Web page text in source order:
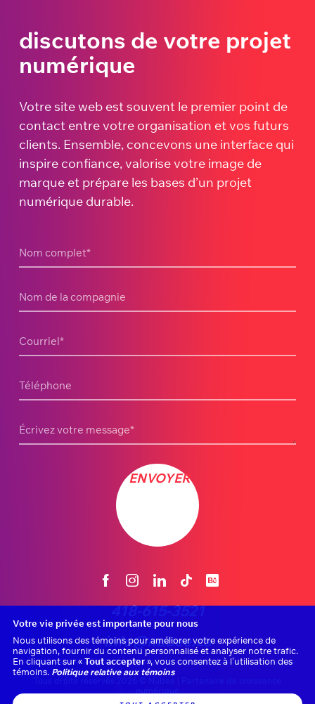
discutons de votre projet
numérique
Votre site web est souvent le premier point de
contact entre votre organisation et vos futurs
clients. Ensemble, concevons une interface qui
inspire confiance, valorise votre image de
marque et prépare les bases d’un projet
numérique durable.
Nom complet*
Nom de la compagnie
Courriel*
Téléphone
Écrivez votre message*
ENVOYER
418-615-3521
info@nubee.ca
Tous droits réservés 2026 © Nubee | Partenaire de croissance
Votre vie privée est importante pour nous
Nous utilisons des témoins pour améliorer votre expérience de
navigation, fournir du contenu personnalisé et analyser notre trafic.
En cliquant sur «Tout accepter», vous consentez à l’utilisation des
témoins. Politique relative aux témoins